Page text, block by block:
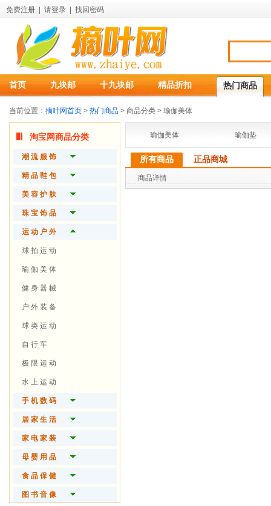
免费注册 请登录 找回密码
首页 九块邮 十九块邮 精品折扣 热门商品
当前位置： 摘叶网首页 > 热门商品 > 商品分类 > 瑜伽美体
淘宝网商品分类
潮 流 服 饰
品 牌 女 装
品 牌 男 装
精 致 内 衣
时 尚 配 件
精 品 鞋 包
潮 流 女 鞋
品 质 男 鞋
潮 流 女 包
精 品 男 包
功 能 箱 包
美 容 护 肤
护 肤 产 品
时 尚 彩 妆
魅 力 香 水
身 体 护 理
精 油 芳 疗
时 尚 假 发
美 妆 工 具
男 士 护 肤
珠 宝 饰 品
开 运 珠 宝
流 行 饰 品
钻 石 首 饰
翡 翠 首 饰
宝 石 首 饰
黄 金 首 饰
珍 珠 首 饰
品 牌 手 表
眼 镜 火 机
运 动 户 外
球 拍 运 动
瑜 伽 美 体
健 身 器 械
户 外 装 备
球 类 运 动
自 行 车
极 限 运 动
水 上 运 动
手 机 数 码
手 机
笔 记 本
数 码 相 机
随 身 视 听
电 脑 硬 件
居 家 生 活
名 品 家 纺
时 尚 家 饰
家 庭 清 洁
厨 房 用 品
家 电 家 装
大 家 电
生 活 电 器
厨 房 电 器
母 婴 用 品
婴 儿 食 品
婴 儿 用 品
食 品 保 健
保 健 食 品
图 书 音 像
瑜伽美体 瑜伽垫
所有商品 正品商城
商品详情